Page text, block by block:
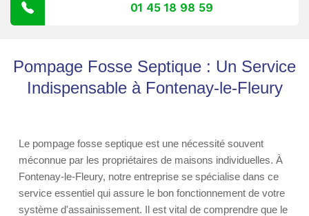
01 45 18 98 59
Pompage Fosse Septique : Un Service
Indispensable à Fontenay-le-Fleury
Le pompage fosse septique est une nécessité souvent
méconnue par les propriétaires de maisons individuelles. À
Fontenay-le-Fleury, notre entreprise se spécialise dans ce
service essentiel qui assure le bon fonctionnement de votre
système d'assainissement. Il est vital de comprendre que le